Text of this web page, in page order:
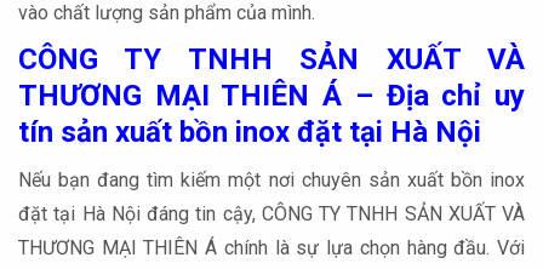
vào chất lượng sản phẩm của mình.
CÔNG TY TNHH SẢN XUẤT VÀ
THƯƠNG MẠI THIÊN Á – Địa chỉ uy
tín sản xuất bồn inox đặt tại Hà Nội
Nếu bạn đang tìm kiếm một nơi chuyên sản xuất bồn inox
đặt tại Hà Nội đáng tin cậy, CÔNG TY TNHH SẢN XUẤT VÀ
THƯƠNG MẠI THIÊN Á chính là sự lựa chọn hàng đầu. Với